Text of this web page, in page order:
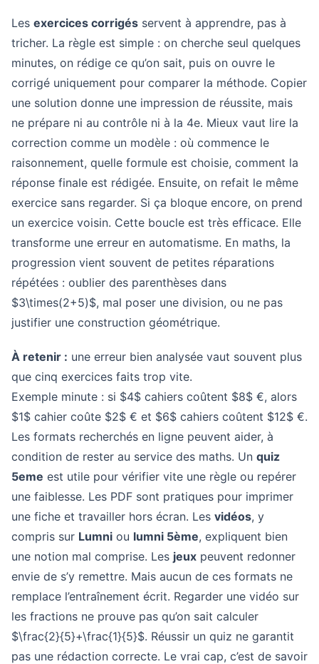
Les exercices corrigés servent à apprendre, pas à
tricher. La règle est simple : on cherche seul quelques
minutes, on rédige ce qu’on sait, puis on ouvre le
corrigé uniquement pour comparer la méthode. Copier
une solution donne une impression de réussite, mais
ne prépare ni au contrôle ni à la 4e. Mieux vaut lire la
correction comme un modèle : où commence le
raisonnement, quelle formule est choisie, comment la
réponse finale est rédigée. Ensuite, on refait le même
exercice sans regarder. Si ça bloque encore, on prend
un exercice voisin. Cette boucle est très efficace. Elle
transforme une erreur en automatisme. En maths, la
progression vient souvent de petites réparations
répétées : oublier des parenthèses dans
$3\times(2+5)$, mal poser une division, ou ne pas
justifier une construction géométrique.
À retenir : une erreur bien analysée vaut souvent plus
que cinq exercices faits trop vite.
Exemple minute : si $4$ cahiers coûtent $8$ €, alors
$1$ cahier coûte $2$ € et $6$ cahiers coûtent $12$ €.
Les formats recherchés en ligne peuvent aider, à
condition de rester au service des maths. Un quiz
5eme est utile pour vérifier vite une règle ou repérer
une faiblesse. Les PDF sont pratiques pour imprimer
une fiche et travailler hors écran. Les vidéos, y
compris sur Lumni ou lumni 5ème, expliquent bien
une notion mal comprise. Les jeux peuvent redonner
envie de s’y remettre. Mais aucun de ces formats ne
remplace l’entraînement écrit. Regarder une vidéo sur
les fractions ne prouve pas qu’on sait calculer
$\frac{2}{5}+\frac{1}{5}$. Réussir un quiz ne garantit
pas une rédaction correcte. Le vrai cap, c’est de savoir